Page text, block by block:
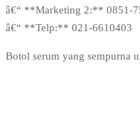
â€“ **Marketing 2:** 0851-
â€“ **Telp:** 021-6610403
Botol serum yang sempurna